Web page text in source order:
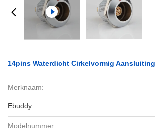
14pins Waterdicht Cirkelvormig Aansluiting
Merknaam:
Ebuddy
Modelnummer: